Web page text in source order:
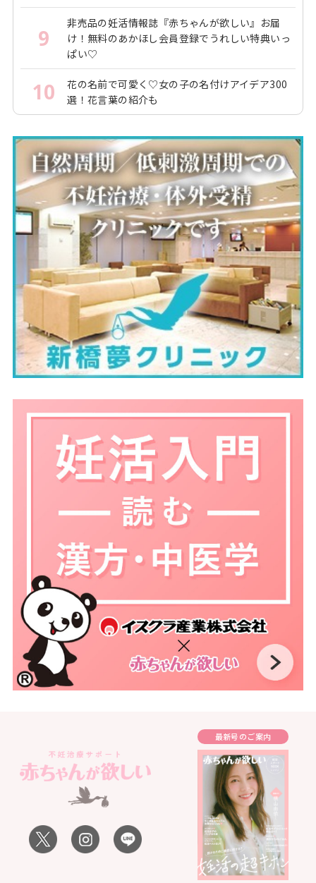
9
非売品の妊活情報誌『赤ちゃんが欲しい』お届
け！無料のあかほし会員登録でうれしい特典いっ
ぱい♡
10
花の名前で可愛く♡女の子の名付けアイデア300
選！花言葉の紹介も
最新号のご案内